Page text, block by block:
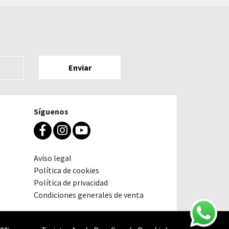
Síguenos
Aviso legal
Política de cookies
Política de privacidad
Condiciones generales de venta